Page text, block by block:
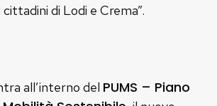
di Lodi e Crema”.
all’interno del PUMS – Piano